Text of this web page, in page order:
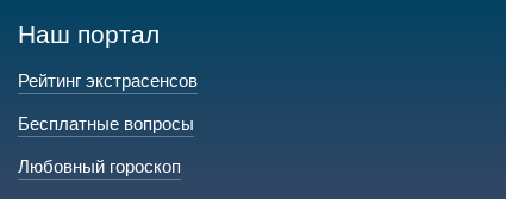
Наш портал
Рейтинг экстрасенсов
Бесплатные вопросы
Любовный гороскоп